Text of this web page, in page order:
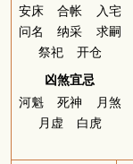
安床 合帐
入宅
问名
纳采
求嗣
祭祀
开仓
凶煞宜忌
河魁
死神
月煞
月虚
白虎